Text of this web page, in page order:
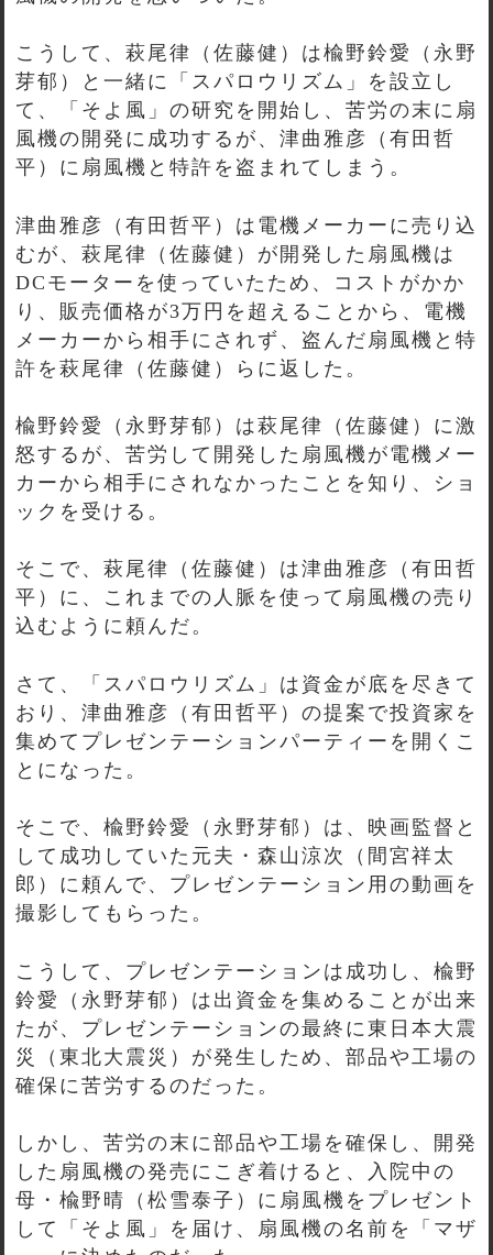
こうして、萩尾律（佐藤健）は楡野鈴愛（永野
芽郁）と一緒に「スパロウリズム」を設立し
て、「そよ風」の研究を開始し、苦労の末に扇
風機の開発に成功するが、津曲雅彦（有田哲
平）に扇風機と特許を盗まれてしまう。
津曲雅彦（有田哲平）は電機メーカーに売り込
むが、萩尾律（佐藤健）が開発した扇風機は
DCモーターを使っていたため、コストがかか
り、販売価格が3万円を超えることから、電機
メーカーから相手にされず、盗んだ扇風機と特
許を萩尾律（佐藤健）らに返した。
楡野鈴愛（永野芽郁）は萩尾律（佐藤健）に激
怒するが、苦労して開発した扇風機が電機メー
カーから相手にされなかったことを知り、ショ
ックを受ける。
そこで、萩尾律（佐藤健）は津曲雅彦（有田哲
平）に、これまでの人脈を使って扇風機の売り
込むように頼んだ。
さて、「スパロウリズム」は資金が底を尽きて
おり、津曲雅彦（有田哲平）の提案で投資家を
集めてプレゼンテーションパーティーを開くこ
とになった。
そこで、楡野鈴愛（永野芽郁）は、映画監督と
して成功していた元夫・森山涼次（間宮祥太
郎）に頼んで、プレゼンテーション用の動画を
撮影してもらった。
こうして、プレゼンテーションは成功し、楡野
鈴愛（永野芽郁）は出資金を集めることが出来
たが、プレゼンテーションの最終に東日本大震
災（東北大震災）が発生しため、部品や工場の
確保に苦労するのだった。
しかし、苦労の末に部品や工場を確保し、開発
した扇風機の発売にこぎ着けると、入院中の
母・楡野晴（松雪泰子）に扇風機をプレゼント
して「そよ風」を届け、扇風機の名前を「マザ